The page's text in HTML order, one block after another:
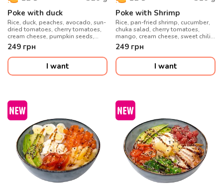
Poke with duck
Rice, duck, peaches, avocado, sun-
dried tomatoes, cherry tomatoes,
cream cheese, pumpkin seeds,
honey-mustard sauce
249 грн
I want
Poke with Shrimp
Rice, pan-fried shrimp, cucumber,
chuka salad, cherry tomatoes,
mango, cream cheese, sweet chili
sauce, sesame seeds
249 грн
I want